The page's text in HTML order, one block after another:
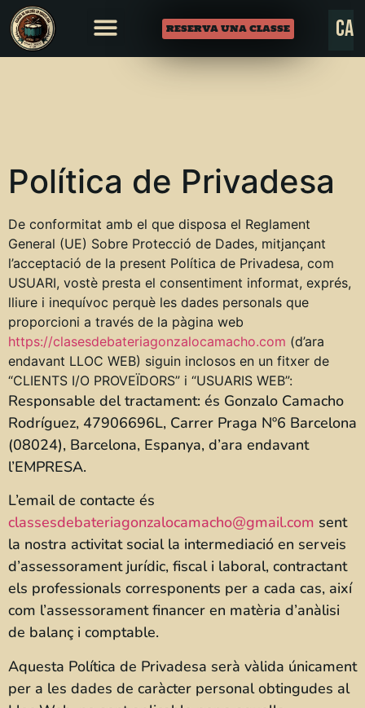
RESERVA UNA CLASSE ca
en
Política de Privadesa
De conformitat amb el que disposa el Reglament
General (UE) Sobre Protecció de Dades, mitjançant
l’acceptació de la present Política de Privadesa, com
USUARI, vostè presta el consentiment informat, exprés,
lliure i inequívoc perquè les dades personals que
proporcioni a través de la pàgina web
https://clasesdebateriagonzalocamacho.com (d’ara
endavant LLOC WEB) siguin inclosos en un fitxer de
“CLIENTS I/O PROVEÏDORS” i “USUARIS WEB”:
Responsable del tractament: és Gonzalo Camacho
Rodríguez, 47906696L, Carrer Praga Nº6 Barcelona
(08024), Barcelona, Espanya, d’ara endavant
l’EMPRESA.
L’email de contacte és
classesdebateriagonzalocamacho@gmail.com sent
la nostra activitat social la intermediació en serveis
d’assessorament jurídic, fiscal i laboral, contractant
els professionals corresponents per a cada cas, així
com l’assessorament financer en matèria d’anàlisi
de balanç i comptable.
Aquesta Política de Privadesa serà vàlida únicament
per a les dades de caràcter personal obtingudes al